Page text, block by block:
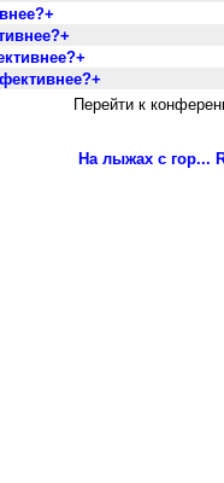
Перейти к
На лыжах с гор...